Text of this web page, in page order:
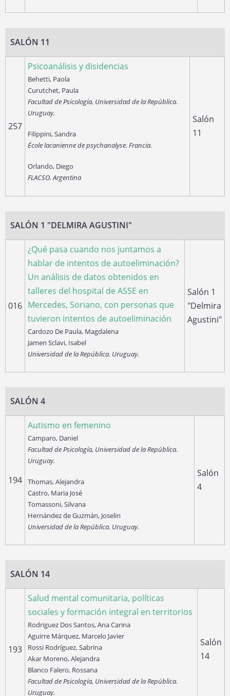
SALÓN 11
257
Psicoanálisis y disidencias
Behetti, Paola
Curutchet, Paula
Facultad de Psicología, Universidad de la República.
Uruguay.
Filippini, Sandra
École lacanienne de psychanalyse. Francia.
Orlando, Diego
FLACSO. Argentina
Salón
11
SALÓN 1 "DELMIRA AGUSTINI"
016
¿Qué pasa cuando nos juntamos a
hablar de intentos de autoeliminación?
Un análisis de datos obtenidos en
talleres del hospital de ASSE en
Mercedes, Soriano, con personas que
tuvieron intentos de autoeliminación
Cardozo De Paula, Magdalena
Jamen Sclavi, Isabel
Universidad de la República. Uruguay.
Salón 1
"Delmira
Agustini"
SALÓN 4
194
Autismo en femenino
Camparo, Daniel
Facultad de Psicología, Universidad de la República.
Uruguay.
Thomas, Alejandra
Castro, Maria José
Tomassoni, Silvana
Hernández de Guzmán, Joselin
Universidad de la República. Uruguay.
Salón
4
SALÓN 14
193
Salud mental comunitaria, políticas
sociales y formación integral en territorios
Rodriguez Dos Santos, Ana Carina
Aguirre Márquez, Marcelo Javier
Rossi Rodríguez, Sabrina
Akar Moreno, Alejandra
Blanco Falero, Rossana
Facultad de Psicología, Universidad de la República.
Uruguay.
Salón
14